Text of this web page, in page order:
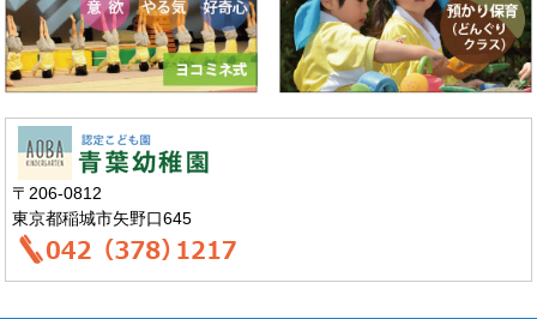
〒206-0812
東京都稲城市矢野口645